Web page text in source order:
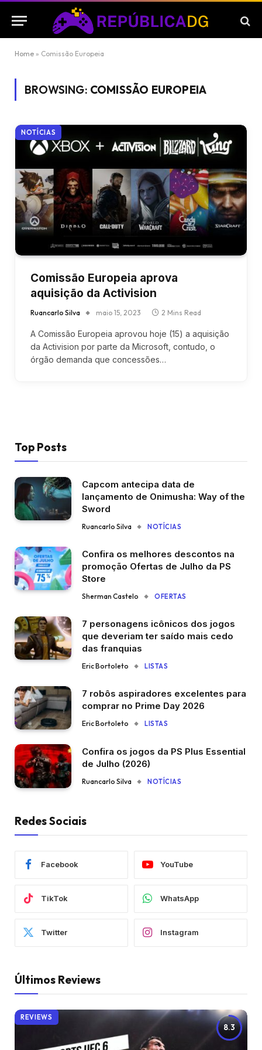
Home » Comissão Europeia
BROWSING: COMISSÃO EUROPEIA
NOTÍCIAS
Comissão Europeia aprova
aquisição da Activision
Ruancarlo Silva maio 15, 2023 2 Mins Read
A Comissão Europeia aprovou hoje (15) a aquisição
da Activision por parte da Microsoft, contudo, o
órgão demanda que concessões…
Top Posts
Capcom antecipa data de
lançamento de Onimusha: Way of the
Sword
Ruancarlo Silva NOTÍCIAS
Confira os melhores descontos na
promoção Ofertas de Julho da PS
Store
Sherman Castelo OFERTAS
7 personagens icônicos dos jogos
que deveriam ter saído mais cedo
das franquias
Eric Bortoleto LISTAS
7 robôs aspiradores excelentes para
comprar no Prime Day 2026
Eric Bortoleto LISTAS
Confira os jogos da PS Plus Essential
de Julho (2026)
Ruancarlo Silva NOTÍCIAS
Redes Sociais
Facebook YouTube
TikTok WhatsApp
Twitter Instagram
Últimos Reviews
8.3
REVIEWS